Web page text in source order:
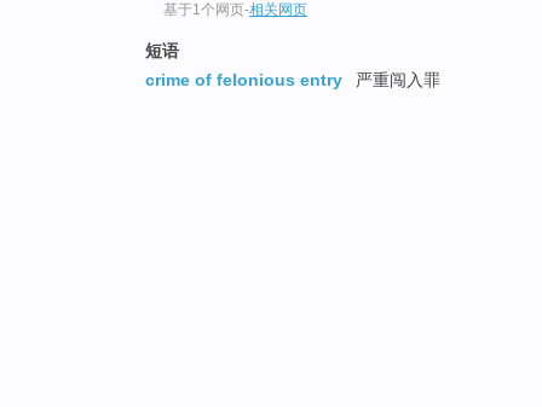
基于1个网页-相关网页
短语
crime of felonious entry
严重闯入罪